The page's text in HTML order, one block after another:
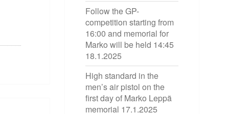
Follow the GP-
competition starting from
16:00 and memorial for
Marko will be held 14:45
18.1.2025
High standard in the
men’s air pistol on the
first day of Marko Leppä
memorial 17.1.2025